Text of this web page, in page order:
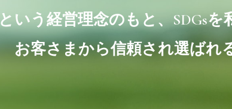
という経営理念のもと、SDGs
お客さまから信頼され選ばれ